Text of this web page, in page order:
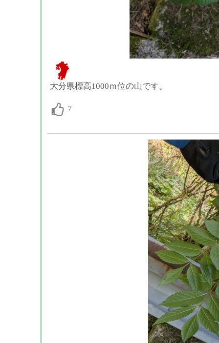
大分県標高1000ｍ位の山です。